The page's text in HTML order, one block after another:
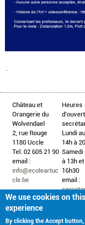
Château et
Orangerie du
Wolvendael
2, rue Rouge
1180 Uccle
Tel. 02 605 21 90
email :
info@ecoleartuc
cle.be
Heures
Lundi
14h à
Samedi
à 13h
16h30
email :
We use cookies on
experience
By clicking the Accept